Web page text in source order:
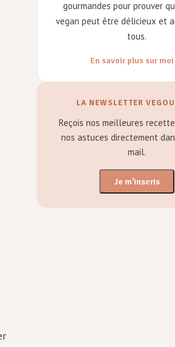
gourmandes pour prouver
vegan peut être délicieux et
tous.
En savoir plus sur
LA NEWSLETTER
Reçois nos meilleures
nos astuces directement
mail.
Je m'inscris